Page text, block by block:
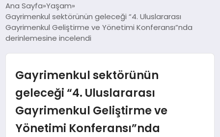
DÜNYA
SIYASET
TEKNOLOJI
EĞITIM
Ana Sayfa Yaşam
Gayrimenkul sektörünün geleceği “4. Uluslararası
Gayrimenkul Geliştirme ve Yönetimi Konferansı”nda
derinlemesine incelendi
Gayrimenkul sektörünün
geleceği “4. Uluslararası
Gayrimenkul Geliştirme ve
Yönetimi Konferansı”nda